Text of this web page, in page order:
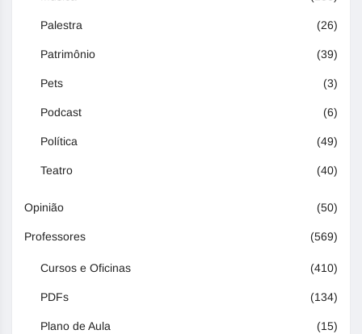
Palestra (26)
Patrimônio (39)
Pets (3)
Podcast (6)
Política (49)
Teatro (40)
Opinião (50)
Professores (569)
Cursos e Oficinas (410)
PDFs (134)
Plano de Aula (15)